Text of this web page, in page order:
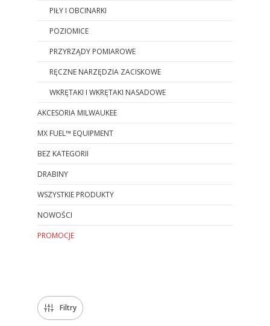
PIŁY I OBCINARKI
POZIOMICE
PRZYRZĄDY POMIAROWE
RĘCZNE NARZĘDZIA ZACISKOWE
WKRĘTAKI I WKRĘTAKI NASADOWE
AKCESORIA MILWAUKEE
MX FUEL™ EQUIPMENT
BEZ KATEGORII
DRABINY
WSZYSTKIE PRODUKTY
NOWOŚCI
PROMOCJE
Filtry